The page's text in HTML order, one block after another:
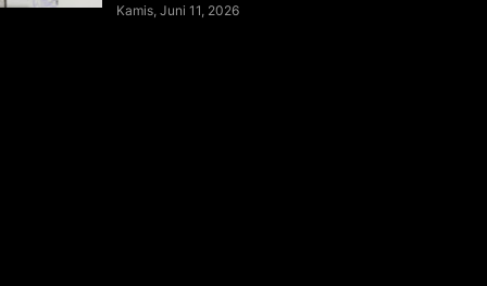
Kamis, Juni 11, 2026